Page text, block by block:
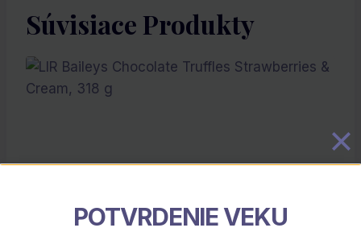
Súvisiace Produkty
POTVRDENIE VEKU